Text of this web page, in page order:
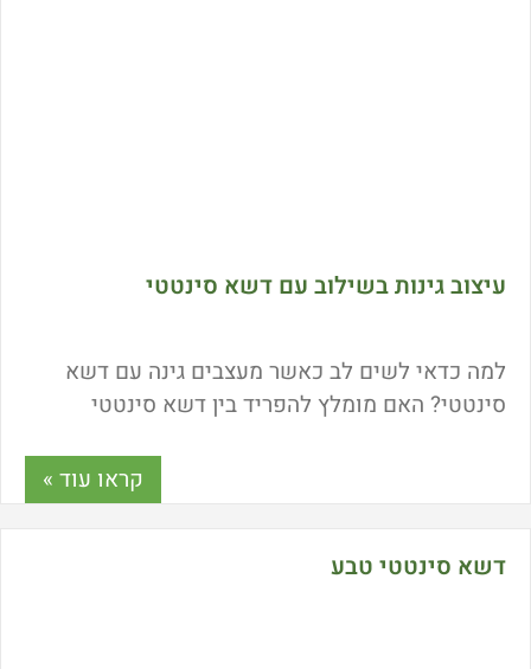
עיצוב גינות בשילוב עם דשא סינטטי
למה כדאי לשים לב כאשר מעצבים גינה עם דשא
סינטטי? האם מומלץ להפריד בין דשא סינטטי
הפכו מזמן לחסידים גדולים של דשא סינטטי?קראו עוד »
דשא סינטטי טבע